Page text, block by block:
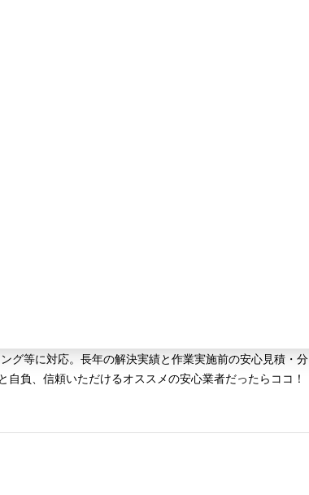
グ等に対応。長年の解決実績と作業実施前の安心見積・分
負、信頼いただけるオススメの安心業者だったらココ！